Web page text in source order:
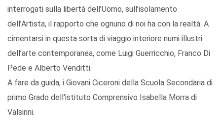
interrogati sulla libertà dell’Uomo, sull’isolamento
dell’Artista, il rapporto che ognuno di noi ha con la realtà. A
cimentarsi in questa sorta di viaggio interiore numi illustri
dell’arte contemporanea, come Luigi Guerricchio, Franco Di
Pede e Alberto Venditti.
A fare da guida, i Giovani Ciceroni della Scuola Secondaria di
primo Grado dell'istituto Comprensivo Isabella Morra di
Valsinni.